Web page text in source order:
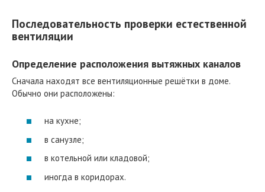
Последовательность проверки естественной
вентиляции
Определение расположения вытяжных каналов
Сначала находят все вентиляционные решётки в доме.
Обычно они расположены:
на кухне;
в санузле;
в котельной или кладовой;
иногда в коридорах.